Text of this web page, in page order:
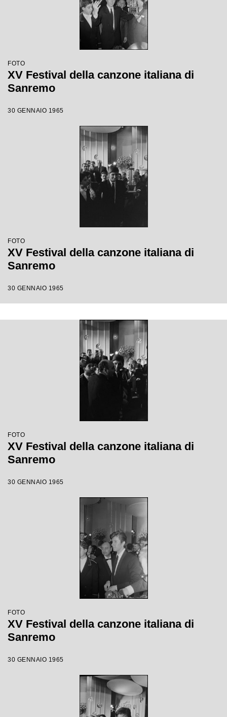
FOTO
XV Festival della canzone italiana di
Sanremo
30 GENNAIO 1965
FOTO
XV Festival della canzone italiana di
Sanremo
30 GENNAIO 1965
FOTO
XV Festival della canzone italiana di
Sanremo
30 GENNAIO 1965
FOTO
XV Festival della canzone italiana di
Sanremo
30 GENNAIO 1965